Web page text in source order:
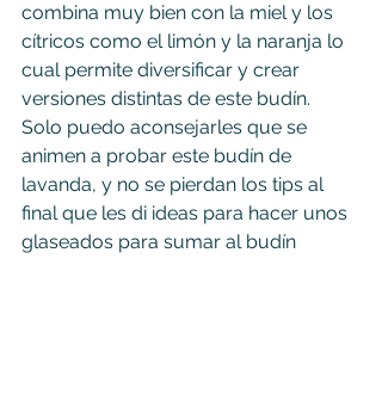
combina muy bien con la miel y los
cítricos como el limón y la naranja lo
cual permite diversificar y crear
versiones distintas de este budín.
Solo puedo aconsejarles que se
animen a probar este budín de
lavanda, y no se pierdan los tips al
final que les di ideas para hacer unos
glaseados para sumar al budín